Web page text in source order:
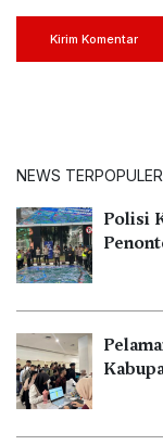
Kirim Komentar
NEWS TERPOPULER
Polisi